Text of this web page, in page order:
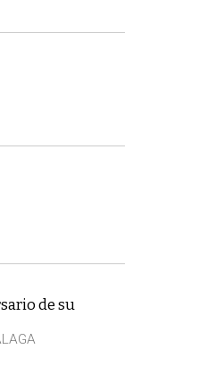
de su